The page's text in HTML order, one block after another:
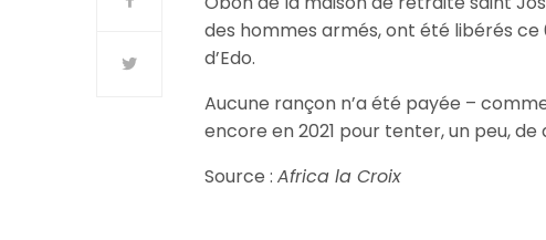
des hommes armés, ont été libérés
d’Edo.
Aucune rançon n’a été payée –
encore en 2021 pour tenter, un peu,
Source :Africa la Croix